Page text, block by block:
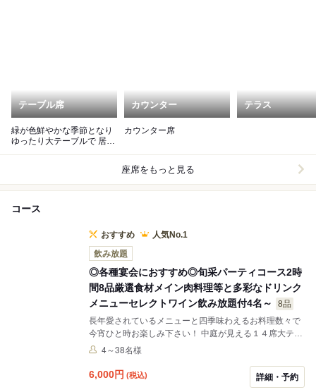
テーブル席
緑が色鮮やかな季節となり
ゆったり大テーブルで 居心
カウンター
カウンター席
テラス
座席をもっと見る
コース
おすすめ
人気No.1
飲み放題
◎各種宴会におすすめ◎旬采パーティコース2時
間8品厳選食材メイン肉料理等と多彩なドリンク
メニューセレクトワイン飲み放題付4名～
8品
長年愛されているメニューと四季味わえるお料理数々で
今宵ひと時お楽しみ下さい！ 中庭が見える１４席大テー
ブルで。 定番コースですので、各種パーティにぴったり
4～38名様
6,000円 (税込) 詳細・予約